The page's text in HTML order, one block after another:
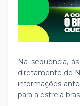
Na sequência,
diretamente de
informações
para a estreia